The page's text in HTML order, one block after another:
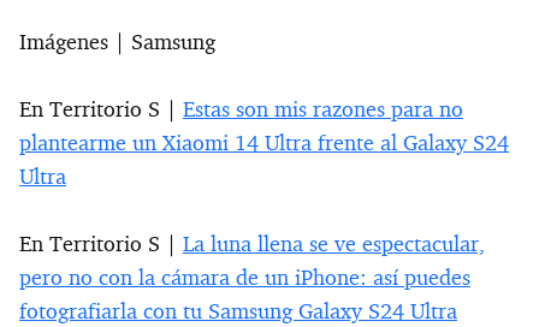
Imágenes | Samsung
En Territorio S | Estas son mis razones para no
plantearme un Xiaomi 14 Ultra frente al Galaxy S24
Ultra
En Territorio S | La luna llena se ve espectacular,
pero no con la cámara de un iPhone: así puedes
fotografiarla con tu Samsung Galaxy S24 Ultra